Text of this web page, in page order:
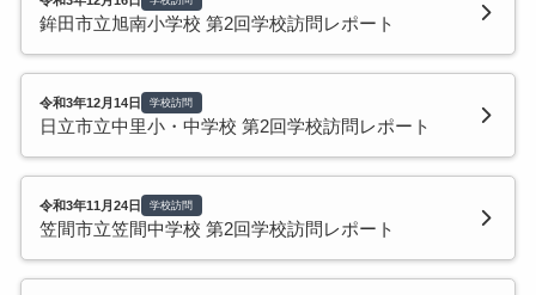
鉾田市立旭南小学校 第2回学校訪問レポート
令和3年12月14日 学校訪問
日立市立中里小・中学校 第2回学校訪問レポート
令和3年11月24日 学校訪問
笠間市立笠間中学校 第2回学校訪問レポート